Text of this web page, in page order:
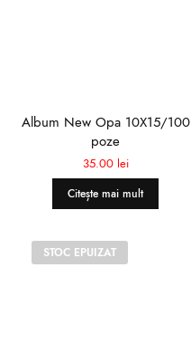
Album New Opa 10X15/100
poze
35.00 lei
Citește mai mult
STOC EPUIZAT